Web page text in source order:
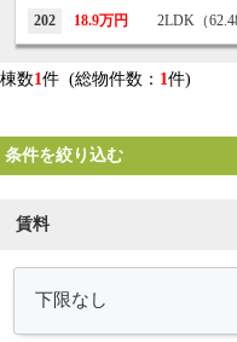
202 18.9万円 2LDK（
棟数1件 (総物件数： 1件)
条件を絞り込む
賃料